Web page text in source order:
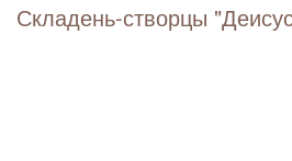
Складень-створцы